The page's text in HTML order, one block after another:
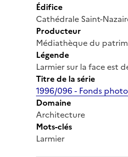
Édifice
Cathédrale Saint-
Producteur
Médiathèque du
Légende
Larmier sur la face est
Titre de la série
1996/096 - Fonds
Domaine
Architecture
Mots-clés
Larmier